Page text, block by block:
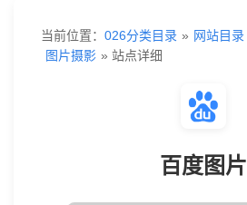
当前位置： 026分类目录 » 网站目录
图片摄影 » 站点详细
百度图片